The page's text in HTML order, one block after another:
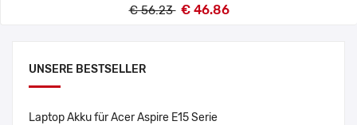
UNSERE BESTSELLER
Laptop Akku für Acer Aspire E15 Serie
€ 56.23 € 46.86